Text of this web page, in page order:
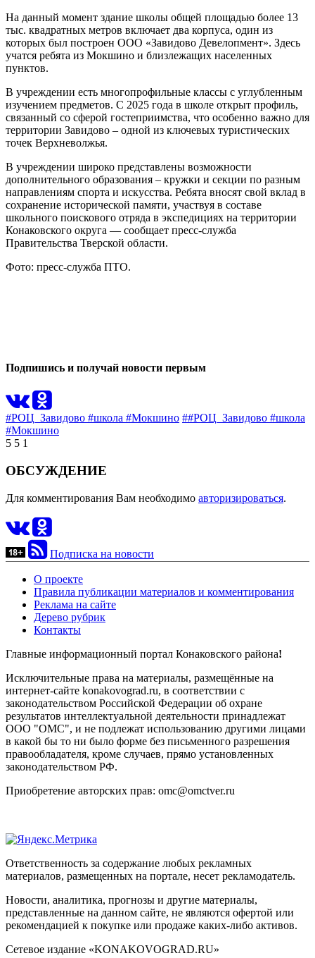
На данный момент здание школы общей площадью более 13
тыс. квадратных метров включает два корпуса, один из
которых был построен ООО «Завидово Девелопмент». Здесь
учатся ребята из Мокшино и близлежащих населенных
пунктов.
В учреждении есть многопрофильные классы с углубленным
изучением предметов. С 2025 года в школе открыт профиль,
связанный со сферой гостеприимства, что особенно важно для
территории Завидово – одной из ключевых туристических
точек Верхневолжья.
В учреждении широко представлены возможности
дополнительного образования – кружки и секции по разным
направлениям спорта и искусства. Ребята вносят свой вклад в
сохранение исторической памяти, участвуя в составе
школьного поискового отряда в экспедициях на территории
Конаковского округа — сообщает пресс-служба
Правительства Тверской области.
Фото: пресс-служба ПТО.
Подпишись и получай новости первым
#РОЦ_Завидово #школа #Мокшино ##РОЦ_Завидово #школа
#Мокшино
5 5 1
ОБСУЖДЕНИЕ
Для комментирования Вам необходимо авторизироваться.
Подписка на новости
О проекте
Правила публикации материалов и комментирования
Реклама на сайте
Дерево рубрик
Контакты
Главные информационный портал Конаковского района!
Исключительные права на материалы, размещённые на
интернет-сайте konakovograd.ru, в соответствии с
законодательством Российской Федерации об охране
результатов интеллектуальной деятельности принадлежат
ООО "ОМС", и не подлежат использованию другими лицами
в какой бы то ни было форме без письменного разрешения
правообладателя, кроме случаев, прямо установленных
законодательством РФ.
Приобретение авторских прав: omc@omctver.ru
Ответственность за содержание любых рекламных
материалов, размещенных на портале, несет рекламодатель.
Новости, аналитика, прогнозы и другие материалы,
представленные на данном сайте, не являются офертой или
рекомендацией к покупке или продаже каких-либо активов.
Сетевое издание «KONAKOVOGRAD.RU»